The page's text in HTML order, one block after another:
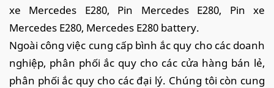
xe Mercedes E280, Pin Mercedes E280, Pin xe
Mercedes E280, Mercedes E280 battery.
Ngoài công việc cung cấp bình ắc quy cho các doanh
nghiệp, phân phối ắc quy cho các cửa hàng bán lẻ,
phân phối ắc quy cho các đại lý. Chúng tôi còn cung